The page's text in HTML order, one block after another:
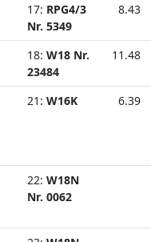
17: RPG4/3
Nr. 5349
8.43
18: W18 Nr.
23484
11.48
21: W16K 6.39
22: W18N
Nr. 0062